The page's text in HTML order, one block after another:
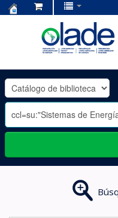
OLADE
-